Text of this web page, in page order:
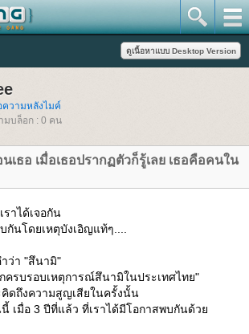
ความหลังไมค์
มบล็อก : 0 คน
เธอ เมื่อเธอปรากฏตัวก็รู้เลย เธอคือคนใน
าได้เจอกัน
นโดยเหตุบังเอิญแท้ๆ....
ว่า "สึนามิ"
ครบรอบเหตุการณ์สึนามิในประเทศไทย"
คิดถึงความสูญเสียในครั้งนั้น
นี้ เมื่อ 3 ปีที่แล้ว ที่เราได้มีโอกาสพบกันด้ว